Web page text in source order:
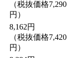
（税抜価格7,290
円）
8,162円
（税抜価格7,420
円）